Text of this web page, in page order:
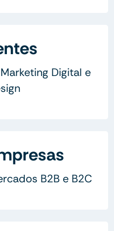
Digital e
B2B e B2C